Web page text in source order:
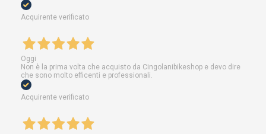
Acquirente verificato
Oggi
Non è la prima volta che acquisto da Cingolanibikeshop e devo dire
che sono molto efficenti e professionali.
Acquirente verificato